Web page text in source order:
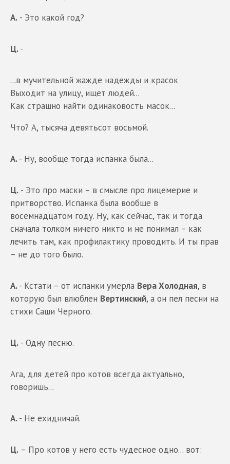
А. - Это какой год?
Ц.-
...в мучительной жажде надежды и красок
Выходит на улицу, ищет людей...
Как страшно найти одинаковость масок...
Что? А, тысяча девятьсот восьмой.
А.- Ну, вообще тогда испанка была...
Ц. - Это про маски – в смысле про лицемерие и
притворство. Испанка была вообще в
восемнадцатом году. Ну, как сейчас, так и тогда
сначала толком ничего никто и не понимал – как
лечить там, как профилактику проводить. И ты прав
– не до того было.
А.- Кстати – от испанки умерла Вера Холодная, в
которую был влюблен Вертинский, а он пел песни на
стихи Саши Черного.
Ц. - Одну песню.
Ага, для детей про котов всегда актуально,
говоришь...
А.- Не ехидничай.
Ц. – Про котов у него есть чудесное одно... вот: